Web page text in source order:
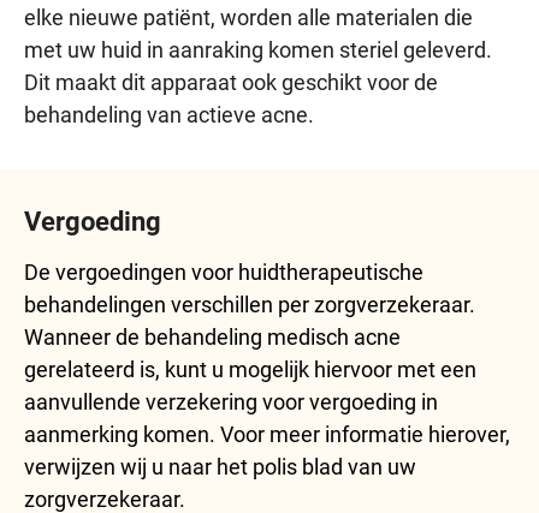
elke nieuwe patiënt, worden alle materialen die
met uw huid in aanraking komen steriel geleverd.
Dit maakt dit apparaat ook geschikt voor de
behandeling van actieve acne.
Vergoeding
De vergoedingen voor huidtherapeutische
behandelingen verschillen per zorgverzekeraar.
Wanneer de behandeling medisch acne
gerelateerd is, kunt u mogelijk hiervoor met een
aanvullende verzekering voor vergoeding in
aanmerking komen. Voor meer informatie hierover,
verwijzen wij u naar het polis blad van uw
zorgverzekeraar.